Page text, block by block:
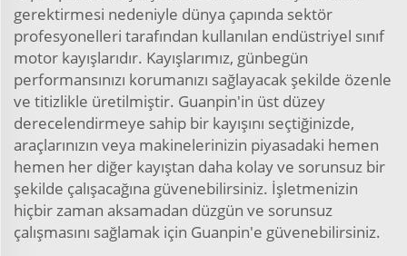
gerektirmesi nedeniyle dünya çapında sektör
profesyonelleri tarafından kullanılan endüstriyel sınıf
motor kayışlarıdır. Kayışlarımız, günbegün
performansınızı korumanızı sağlayacak şekilde özenle
ve titizlikle üretilmiştir. Guanpin'in üst düzey
derecelendirmeye sahip bir kayışını seçtiğinizde,
araçlarınızın veya makinelerinizin piyasadaki hemen
hemen her diğer kayıştan daha kolay ve sorunsuz bir
şekilde çalışacağına güvenebilirsiniz. İşletmenizin
hiçbir zaman aksamadan düzgün ve sorunsuz
çalışmasını sağlamak için Guanpin'e güvenebilirsiniz.